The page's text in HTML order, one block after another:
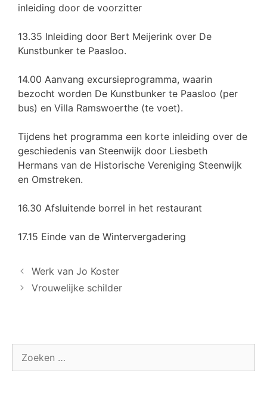
inleiding door de voorzitter
13.35 Inleiding door Bert Meijerink over De
Kunstbunker te Paasloo.
14.00 Aanvang excursieprogramma, waarin
bezocht worden De Kunstbunker te Paasloo (per
bus) en Villa Ramswoerthe (te voet).
Tijdens het programma een korte inleiding over de
geschiedenis van Steenwijk door Liesbeth
Hermans van de Historische Vereniging Steenwijk
en Omstreken.
16.30 Afsluitende borrel in het restaurant
17.15 Einde van de Wintervergadering
Werk van Jo Koster
Vrouwelijke schilder
naar: